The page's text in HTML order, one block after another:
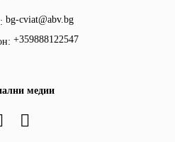
bg-cviat@abv.bg
+359888122547
медии